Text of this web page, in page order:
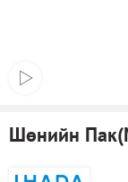
Шөнийн